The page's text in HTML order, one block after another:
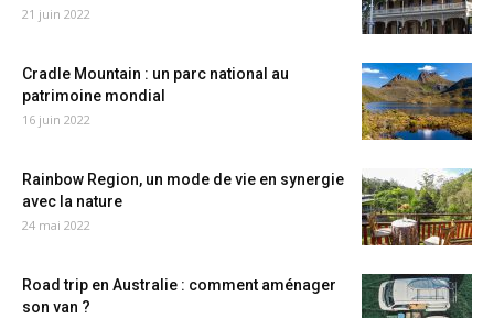
21 juin 2022
Cradle Mountain : un parc national au
patrimoine mondial
16 juin 2022
Rainbow Region, un mode de vie en synergie
avec la nature
24 mai 2022
Road trip en Australie : comment aménager
son van ?